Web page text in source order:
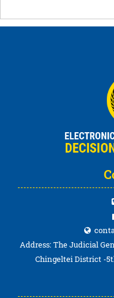
Address: The Judicial
Chingeltei District -